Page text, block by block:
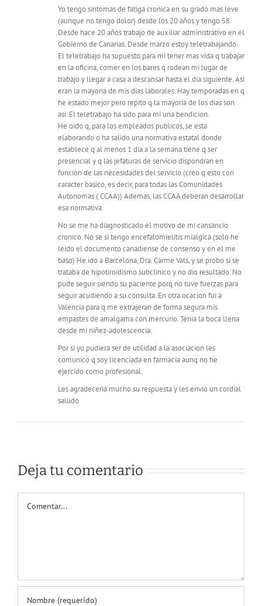
Yo tengo sintomas de fatiga cronica en su grado mas leve
(aunque no tengo dolor) desde los 20 años y tengo 58.
Desde hace 20 años trabajo de auxiliar administrativo en el
Gobierno de Canarias. Desde marzo estoy teletrabajando.
El teletrabajo ha supuesto para mi tener mas vida q trabajar
en la oficina, comer en los bares q rodean mi lugar de
trabajo y llegar a casa a descansar hasta el dia siguiente. Asi
eran la mayoria de mis dias laborales. Hay temporadas en q
he estado mejor pero repito q la mayoria de los dias son
asi. El teletrabajo ha sido para mi una bendicion.
He oido q, para los empleados publicos, se esta
elaborando o ha salido una normativa estatal donde
establece q al menos 1 dia a la semana tiene q ser
presencial y q las jefaturas de servicio dispondran en
funcion de las necesidades del servicio (creo q esto con
caracter basico, es decir, para todas las Comunidades
Autonomas ( CCAA)) Ademas, las CCAA deberan desarrollar
esa normativa.
No se me ha diagnosticado el motivo de mi cansancio
cronico. No se si tengo encefalomielitis mialgica (solo he
leido el documento canadiense de consenso y en el me
baso) He ido a Barcelona, Dra. Carme Vals, y se probo si se
trataba de hipotiroidismo subclinico y no dio resultado. No
pude seguir siendo su paciente porq no tuve fuerzas para
seguir acudiendo a su consulta. En otra ocacion fui a
Valencia para q me extrajeran de forma segura mis
empastes de amalgama con mercurio. Tenia la boca llena
desde mi niñez-adolescencia.
Por si yo pudiera ser de utilidad a la asociacion les
comunico q soy licenciada en farmacia aunq no he
ejercido como profesional.
Les agradeceria mucho su respuesta y les envio un cordial
saludo
Deja tu comentario